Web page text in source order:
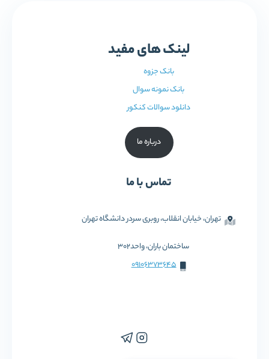
لینک های مفید
بانک جزوه
بانک نمونه سوال
دانلود سوالات کنکور
درباره ما
تماس با ما
تهران، خیابان انقلاب، روبری سردر دانشگاه تهران
ساختمان باران، واحد302
09106373645